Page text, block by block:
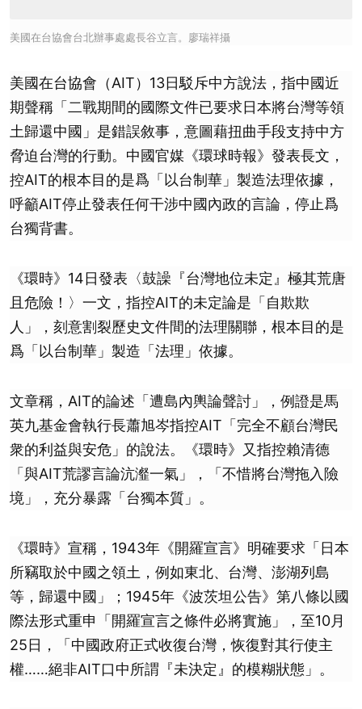
美國在台協會台北辦事處處長谷立言。廖瑞祥攝
美國在台協會（AIT）13日駁斥中方說法，指中國近
期聲稱「二戰期間的國際文件已要求日本將台灣等領
土歸還中國」是錯誤敘事，意圖藉扭曲手段支持中方
脅迫台灣的行動。中國官媒《環球時報》發表長文，
控AIT的根本目的是爲「以台制華」製造法理依據，
呼籲AIT停止發表任何干涉中國內政的言論，停止爲
台獨背書。
《環時》14日發表〈鼓譟『台灣地位未定』極其荒唐
且危險！〉一文，指控AIT的未定論是「自欺欺
人」，刻意割裂歷史文件間的法理關聯，根本目的是
爲「以台制華」製造「法理」依據。
文章稱，AIT的論述「遭島內輿論聲討」，例證是馬
英九基金會執行長蕭旭岑指控AIT「完全不顧台灣民
衆的利益與安危」的說法。《環時》又指控賴清德
「與AIT荒謬言論沆瀣一氣」，「不惜將台灣拖入險
境」，充分暴露「台獨本質」。
《環時》宣稱，1943年《開羅宣言》明確要求「日本
所竊取於中國之領土，例如東北、台灣、澎湖列島
等，歸還中國」；1945年《波茨坦公告》第八條以國
際法形式重申「開羅宣言之條件必將實施」，至10月
25日，「中國政府正式收復台灣，恢復對其行使主
權……絕非AIT口中所謂『未決定』的模糊狀態」。